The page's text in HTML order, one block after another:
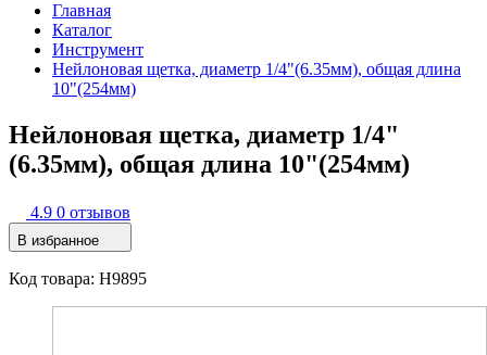
Главная
Каталог
Инструмент
Нейлоновая щетка, диаметр 1/4"(6.35мм), общая длина
10"(254мм)
Нейлоновая щетка, диаметр 1/4"
(6.35мм), общая длина 10"(254мм)
4.9 0 отзывов
В избранное
Код товара: H9895